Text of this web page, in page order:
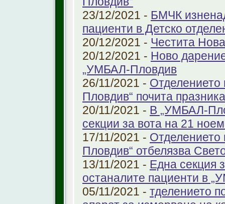
23/12/2021 - БМЧК
пациенти в Детско
20/12/2021 - Честита
20/12/2021 - Ново
„УМБАЛ-Пловдив
26/11/2021 -
Пловдив“ почита
20/11/2021 - В „УМБАЛ-
секции за вота на 21
17/11/2021 -
Пловдив“ отбелязва
13/11/2021 - Една секция
останалите пациенти в
05/11/2021 - тделението